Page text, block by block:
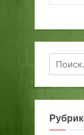
Найти: